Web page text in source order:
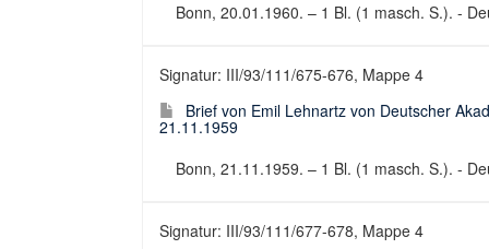
Bonn, 20.01.1960. – 1 Bl. (1 masch. S.). -
Signatur: III/93/111/675-676, Mappe 4
Brief von Emil Lehnartz von Deutscher
21.11.1959
Bonn, 21.11.1959. – 1 Bl. (1 masch. S.). -
Signatur: III/93/111/677-678, Mappe 4